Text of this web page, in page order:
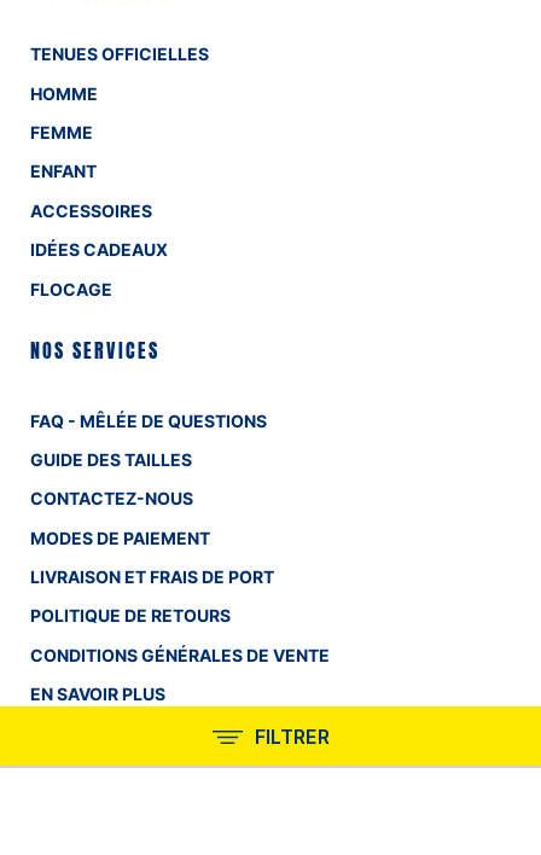
FILTRER
TENUES OFFICIELLES
HOMME
FEMME
ENFANT
ACCESSOIRES
IDÉES CADEAUX
FLOCAGE
NOS SERVICES
FAQ - MÊLÉE DE QUESTIONS
GUIDE DES TAILLES
CONTACTEZ-NOUS
MODES DE PAIEMENT
LIVRAISON ET FRAIS DE PORT
POLITIQUE DE RETOURS
CONDITIONS GÉNÉRALES DE VENTE
EN SAVOIR PLUS